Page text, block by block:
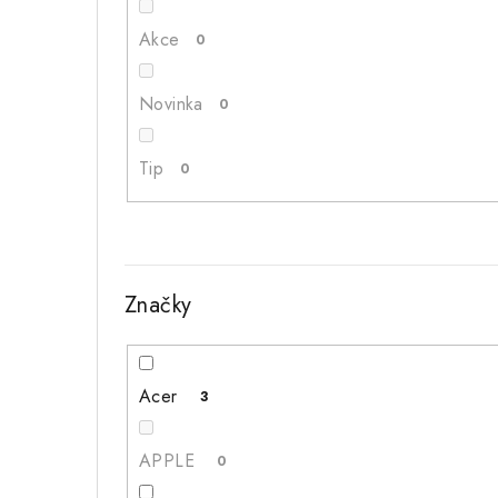
Akce 0
Novinka 0
Tip 0
Značky
Acer 3
APPLE 0